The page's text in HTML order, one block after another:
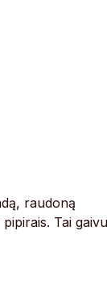
raudoną
Tai